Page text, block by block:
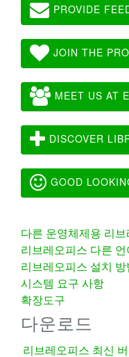
PROVIDE
JOIN THE
MEET US AT
DISCOVER
GOOD
다른 운영체제용 리브
리브레오피스 다른 언
리브레오피스 설치 방
시스템 요구 사항
확장도구
다운로드
리브레오피스 최신 버